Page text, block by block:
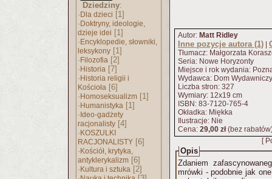
Dziedziny:
· Dla dzieci [1]
· Doktryny, ideologie,
dzieje idei [1]
· Encyklopedie, słowniki,
leksykony [1]
· Filozofia [2]
· Historia [7]
· Historia religii i
Kościoła [6]
· Homoseksualizm [1]
· Humanistyka [1]
· Ideo-gadżety
racjonalisty [4]
· KOSZULKI
RACJONALISTY [6]
· Kościół, krytyka,
antyklerykalizm [6]
· Kultura i sztuka [2]
Autor: Matt Ridley
Inne pozycje autora (1)
Tłumacz: Małgorzata
Seria: Nowe Horyzonty
Miejsce i rok wydania:
Wydawca: Dom
Liczba stron: 327
Wymiary: 12x19 cm
ISBN: 83-7120-765-4
Okładka: Miękka
Ilustracje: Nie
Cena: 29,00 zł(bez
[
Opis
Zdaniem
mrówki - podobnie jak